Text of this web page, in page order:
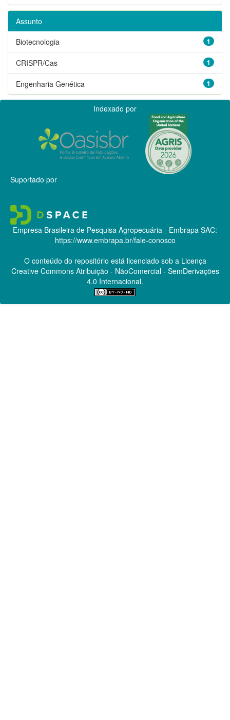
Assunto
1
Biotecnologia
1
CRISPR/Cas
1
Engenharia Genética
Indexado por
Suportado por
Empresa Brasileira de Pesquisa Agropecuária - Embrapa SAC:
https://www.embrapa.br/fale-conosco
O conteúdo do repositório está licenciado sob a Licença
Creative CommonsAtribuição - NãoComercial - SemDerivações
4.0 Internacional.